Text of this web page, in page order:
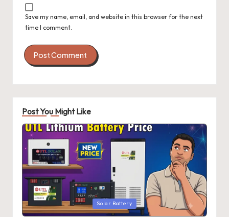
Save my name, email, and website in this browser for the next
time I comment.
Post You Might Like
Posted
in
Solar Battery